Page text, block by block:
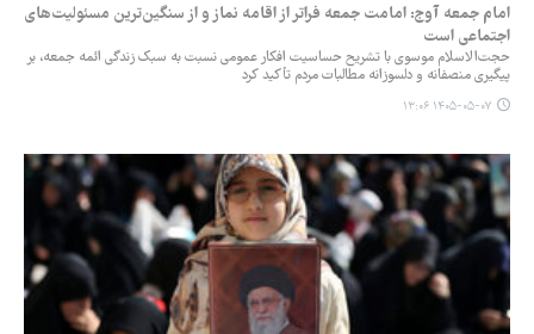
امام جمعه آوج: امامت جمعه فراتر از اقامه نماز و از سنگین‌ترین مسئولیت‌های
اجتماعی است
حجت‌الاسلام موسوی با تشریح حساسیت افکار عمومی نسبت به سبک زندگی ائمه جمعه، بر
پیگیری منصفانه و دلسوزانه مطالبات مردم تأکید کرد
۱۴۰۵-۰۵-۰۷ ۱۳:۰۶